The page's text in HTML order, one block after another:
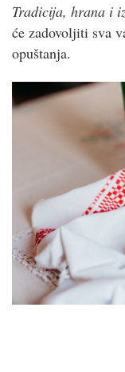
Tradicija, hrana i
će zadovoljiti sva
opuštanja.